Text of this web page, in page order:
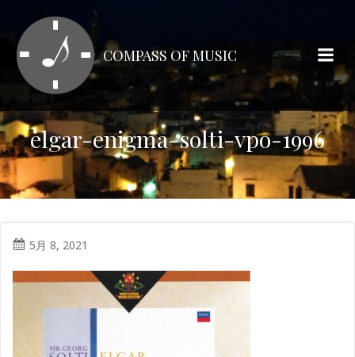
テ
ン
ツ
ス
キ
ッ
プ
COMPASS OF MUSIC
elgar-enigma-solti-vpo-1996
5月 8, 2021